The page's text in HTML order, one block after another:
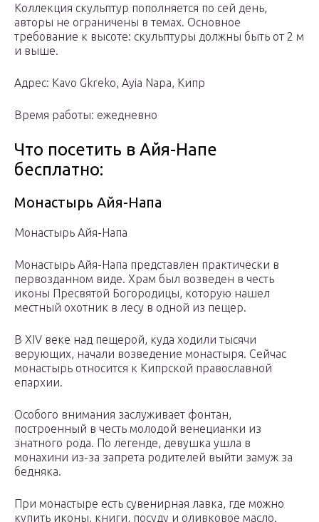
Коллекция скульптур пополняется по сей день,
авторы не ограничены в темах. Основное
требование к высоте: скульптуры должны быть от 2 м
и выше.
Адрес: Kavo Gkreko, Ayia Napa, Кипр
Время работы: ежедневно
Что посетить в Айя-Напе
бесплатно:
Монастырь Айя-Напа
Монастырь Айя-Напа
Монастырь Айя-Напа представлен практически в
первозданном виде. Храм был возведен в честь
иконы Пресвятой Богородицы, которую нашел
местный охотник в лесу в одной из пещер.
В XIV веке над пещерой, куда ходили тысячи
верующих, начали возведение монастыря. Сейчас
монастырь относится к Кипрской православной
епархии.
Особого внимания заслуживает фонтан,
построенный в честь молодой венецианки из
знатного рода. По легенде, девушка ушла в
монахини из-за запрета родителей выйти замуж за
бедняка.
При монастыре есть сувенирная лавка, где можно
купить иконы, книги, посуду и оливковое масло.